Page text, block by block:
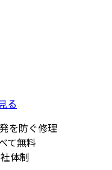
る
を防ぐ修理
て無料
体制